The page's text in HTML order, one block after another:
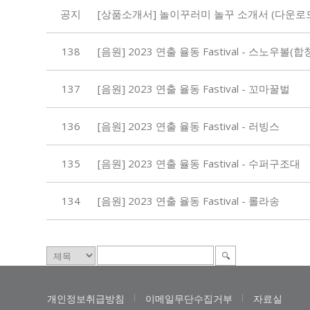
공지 [상품소개서] 놀이꾸러미 놀꾸 소개서 (다운로
138 [음원] 2023 연출 율동 Fastival - 스노우볼(합
137 [음원] 2023 연출 율동 Fastival - 꼬마꿀벌
136 [음원] 2023 연출 율동 Fastival - 러빙스
135 [음원] 2023 연출 율동 Fastival - 수퍼구조대
134 [음원] 2023 연출 율동 Fastival - 롤라송
개인정보취급방침 이메일무단수집거부 자료실